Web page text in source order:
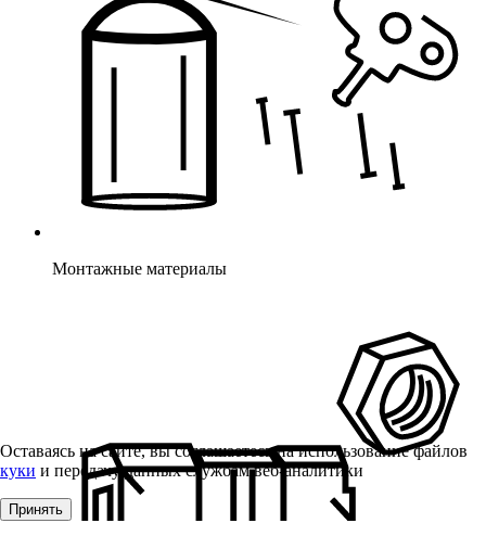
Монтажные материалы
Оставаясь на сайте, вы соглашаетесь на использование файлов
куки и передачу данных службам веб-аналитики
Принять